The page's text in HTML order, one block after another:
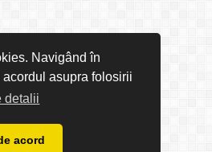
Navigând în
asupra folosirii
detalii
acord